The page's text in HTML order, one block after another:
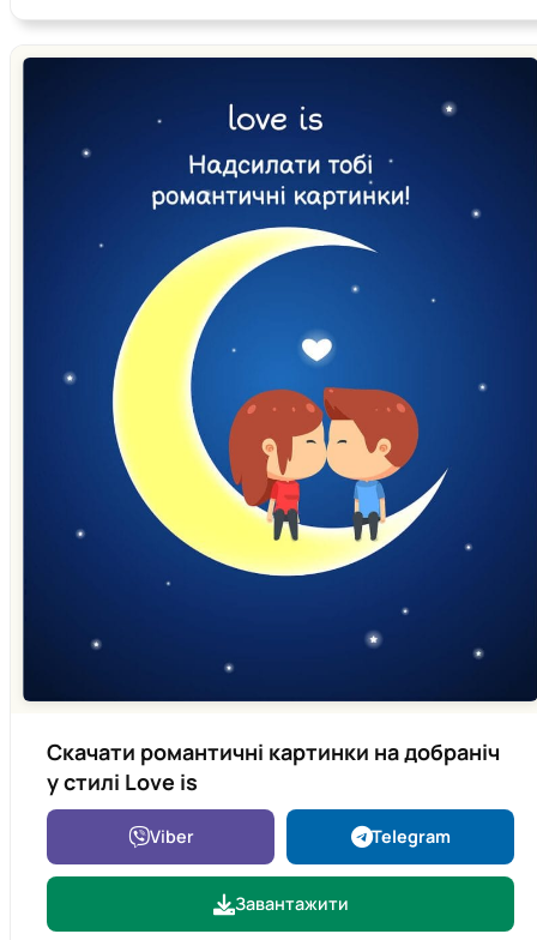
Скачати романтичні картинки на добраніч
у стилі Love is
Viber Telegram
Завантажити